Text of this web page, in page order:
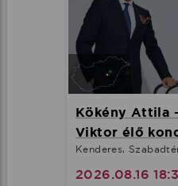
Kökény Attila
Viktor élő
Kenderes,
2026.08.16